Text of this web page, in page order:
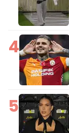
4
5